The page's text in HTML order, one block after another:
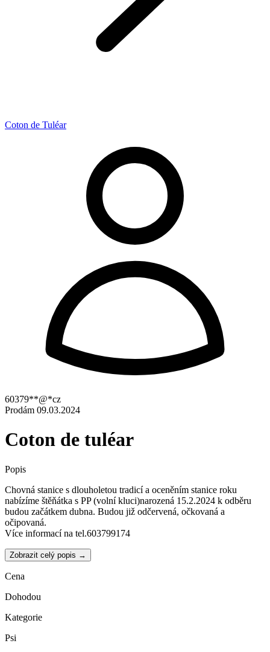
Coton de Tuléar
60379**@*cz
Prodám 09.03.2024
Coton de tuléar
Popis
Chovná stanice s dlouholetou tradicí a oceněním stanice roku
nabízíme štěňátka s PP (volní kluci)narozená 15.2.2024 k odběru
budou začátkem dubna. Budou již odčervená, očkovaná a
očipovaná.
Více informací na tel.603799174
Zobrazit celý popis →
Cena
Dohodou
Kategorie
Psi